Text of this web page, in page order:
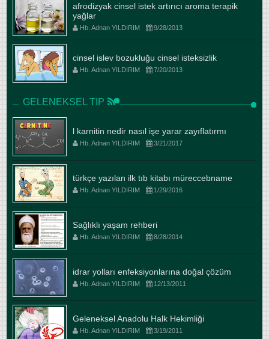
afrodizyak cinsel istek artırıcı aroma terapik
yağlar
Hb. Adnan YILDIRIM 9/28/2013
cinsel islev bozukluğu cinsel isteksizlik
Hb. Adnan YILDIRIM 7/20/2013
GELENEKSEL TIP
l karnitin nedir nasıl işe yarar zayıflatırmı
Hb. Adnan YILDIRIM 3/21/2017
türkçe yazılan ilk tıb kitabı müreccebname
Hb. Adnan YILDIRIM 1/29/2016
Sağlıklı yaşam rehberi
Hb. Adnan YILDIRIM 8/28/2014
idrar yolları enfeksiyonlarına doğal çözüm
Hb. Adnan YILDIRIM 12/13/2011
Geleneksel Anadolu Halk Hekimliği
Hb. Adnan YILDIRIM 3/19/2011